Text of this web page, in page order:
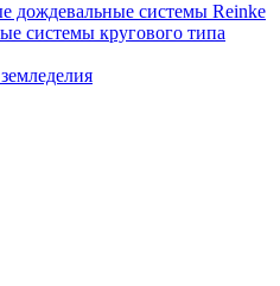
дождевальные системы Reinke
системы кругового типа